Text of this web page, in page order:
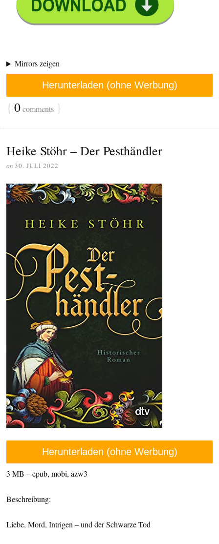
Mirrors zeigen
Herunterladen (ohne Werbung)
{ 0comments }
Heike Stöhr – Der Pesthändler
on 30. JULI 2022
Herunterladen (ohne Werbung)
3 MB – epub, mobi, azw3
Beschreibung:
Liebe, Mord, Intrigen – und der Schwarze Tod